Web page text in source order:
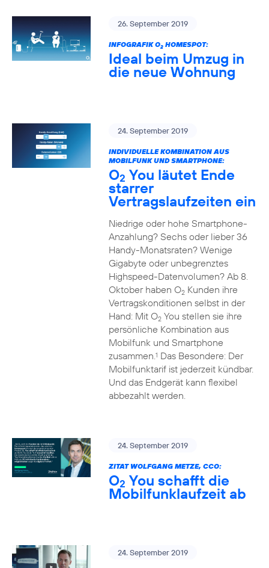
26. September 2019
INFOGRAFIK O2HOMESPOT:
Ideal beim Umzug in
die neue Wohnung
24. September 2019
INDIVIDUELLE KOMBINATION AUS
MOBILFUNK UND SMARTPHONE:
O2 You läutet Ende
starrer
Vertragslaufzeiten ein
Niedrige oder hohe Smartphone-
Anzahlung? Sechs oder lieber 36
Handy-Monatsraten? Wenige
Gigabyte oder unbegrenztes
Highspeed-Datenvolumen? Ab 8.
Oktober haben O2Kunden ihre
Vertragskonditionen selbst in der
Hand: Mit O2You stellen sie ihre
persönliche Kombination aus
Mobilfunk und Smartphone
zusammen.1 Das Besondere: Der
Mobilfunktarif ist jederzeit kündbar.
Und das Endgerät kann flexibel
abbezahlt werden.
24. September 2019
ZITAT WOLFGANG METZE, CCO:
O2 You schafft die
Mobilfunklaufzeit ab
24. September 2019